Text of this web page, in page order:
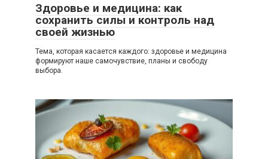
Здоровье и медицина: как
сохранить силы и контроль над
своей жизнью
Тема, которая касается каждого: здоровье и медицина
формируют наше самочувствие, планы и свободу
выбора.